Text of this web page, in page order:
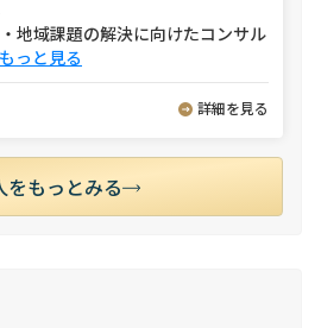
地域課題の解決に向けたコンサル
もっと見る
詳細を見る
をもっとみる